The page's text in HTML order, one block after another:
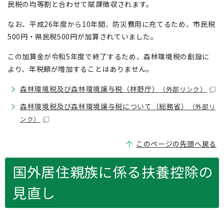
民税の均等割と合わせて賦課徴収されます。
なお、平成26年度から10年間、防災費用に充てるため、市民税
500円・県民税500円が加算されていました。
この加算金が令和5年度で終了するため、森林環境税の創設に
より、年税額が増加することはありません。
森林環境税及び森林環境譲与税（林野庁）
（外部リンク）
森林環境税及び森林環境譲与税について（総務省）
（外部リ
ンク）
このページの先頭へ戻る
国外居住親族に係る扶養控除の
見直し